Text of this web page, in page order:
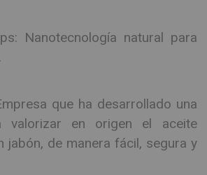
natural para
que ha desarrollado una
valorizar en origen el aceite
jabón, de manera fácil, segura y